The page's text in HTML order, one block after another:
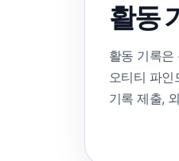
활동
활동 기록은
오티티 파인
기록 제출,